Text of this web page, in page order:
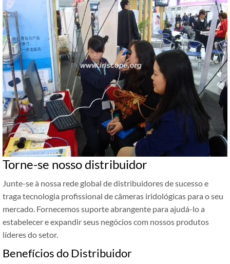
Torne-se nosso distribuidor
Junte-se à nossa rede global de distribuidores de sucesso e
traga tecnologia profissional de câmeras iridológicas para o seu
mercado. Fornecemos suporte abrangente para ajudá-lo a
estabelecer e expandir seus negócios com nossos produtos
líderes do setor.
Benefícios do Distribuidor